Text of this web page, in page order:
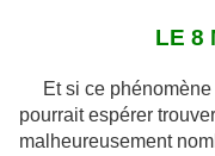
LE 8
Et si ce
pourrait espérer
malheureusement